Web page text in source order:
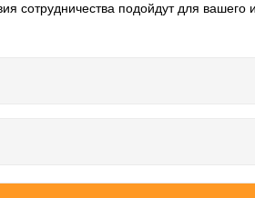
сотрудничества подойдут для вашего